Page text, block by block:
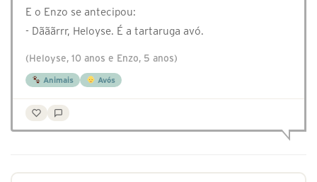
E o Enzo se antecipou:
- Dãããrrr, Heloyse. É a tartaruga avó.
(Heloyse, 10 anos e Enzo, 5 anos)
Animais Avós